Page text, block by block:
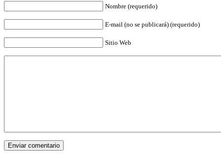
Nombre (requerido)
E-mail (no se publicará) (requerido)
Sitio Web